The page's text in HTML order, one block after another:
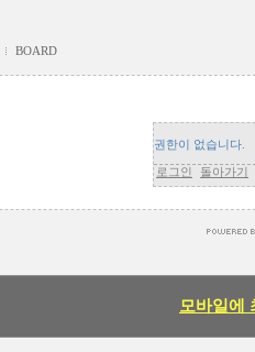
BOARD
권한이 없습니다.
로그인 돌아가기
모바일에